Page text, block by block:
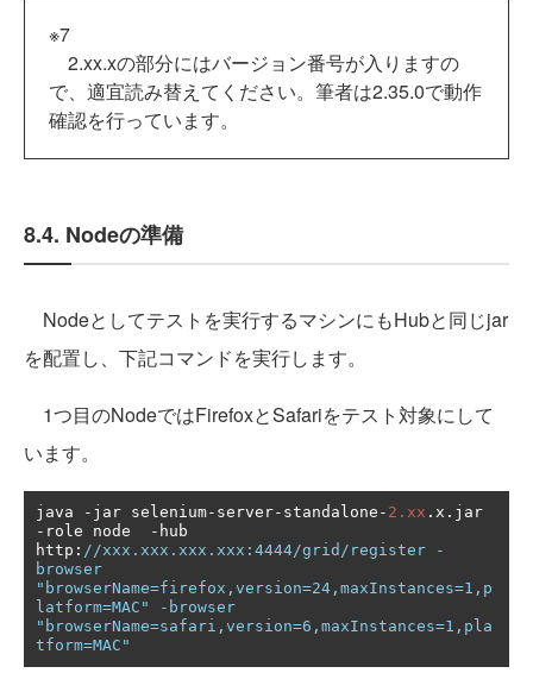
※7
2.xx.xの部分にはバージョン番号が入りますの
で、適宜読み替えてください。筆者は2.35.0で動作
確認を行っています。
8.4. Nodeの準備
Nodeとしてテストを実行するマシンにもHubと同じjar
を配置し、下記コマンドを実行します。
1つ目のNodeではFirefoxとSafariをテスト対象にして
います。
java - jar selenium- server- standalone - 2.xx . x .
- role node - hub
http : //xxx.xxx.xxx.xxx:4444/grid/register -
browser
"browserName=firefox,version=24,maxInstances=1,p
latform=MAC" -browser
"browserName=safari,version=6,maxInstances=1,pla
tform=MAC"